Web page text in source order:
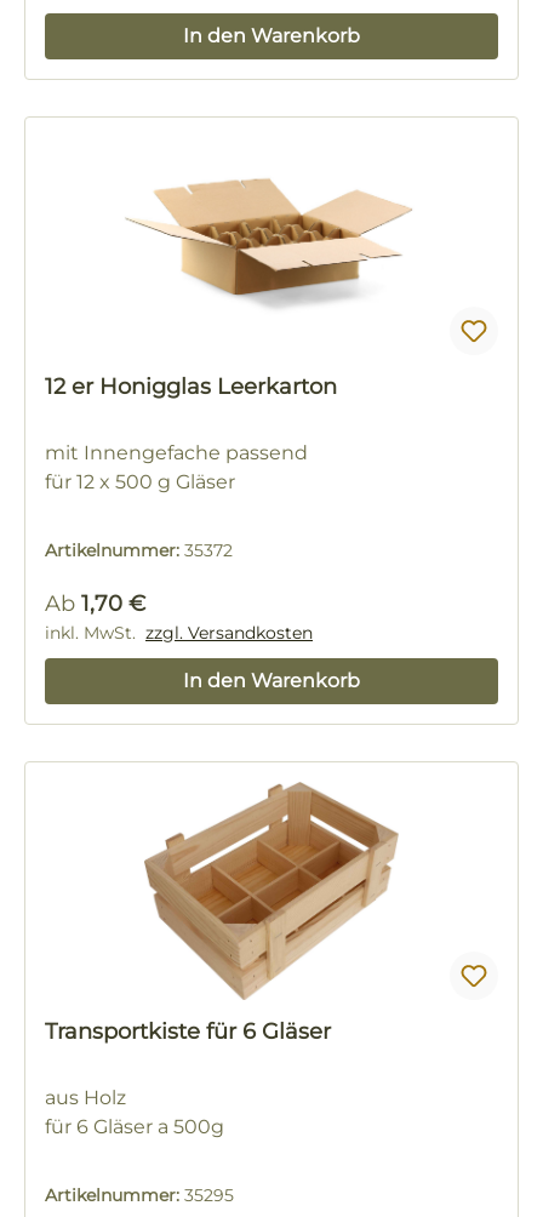
In den Warenkorb
12 er Honigglas Leerkarton
mit Innengefache passend
für 12 x 500 g Gläser
Artikelnummer: 35372
Regulärer Preis:
Ab 1,70 €
inkl. MwSt. zzgl. Versandkosten
In den Warenkorb
Transportkiste für 6 Gläser
aus Holz
für 6 Gläser a 500g
Artikelnummer: 35295